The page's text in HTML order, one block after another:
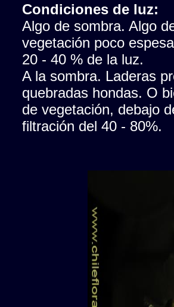
Condiciones de luz:
Algo de sombra. Algo
vegetación poco
20 - 40 % de la luz.
A la sombra. Laderas
quebradas hondas. O
de vegetación, debajo
filtración del 40 - 80%.